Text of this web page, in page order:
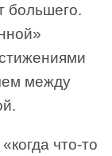
большего.
между
что-то